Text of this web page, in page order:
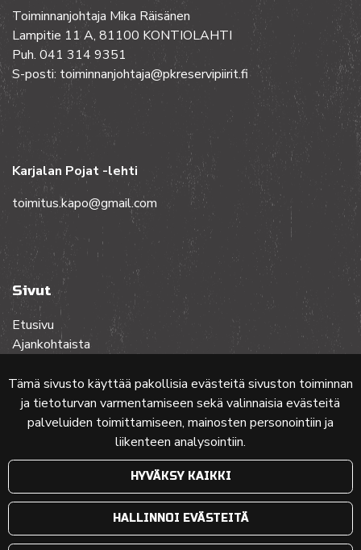
Tämä sivusto käyttää pakollisia evästeitä sivuston toiminnan
ja tietoturvan varmentamiseen sekä valinnaisia evästeitä
palveluiden toimittamiseen, mainosten personointiin ja
liikenteen analysointiin.
HYVÄKSY KAIKKI
HALLINNOI EVÄSTEITÄ
Toiminnanjohtaja Mika Räisänen
Lampitie 11 A, 81100 KONTIOLAHTI
Puh. 041 314 9351
S-posti: toiminnanjohtaja@pkreservipiirit.fi
Karjalan Pojat -lehti
toimitus.kapo@gmail.com
Sivut
Etusivu
Ajankohtaista
Lehdet
Yhteistyössä
Ota yhteyttä
Etusivun karttakuva: MML (Nimeä CC 4.0, muokattu)
© 2024 PKMT | VerkkosivuatFlow Oy